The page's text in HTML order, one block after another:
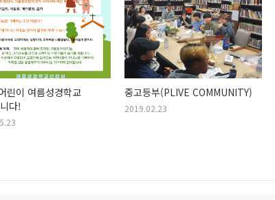
린이 여름성경학교
다!
중고등부(PLIVE COMMUNITY)
2019.02.23